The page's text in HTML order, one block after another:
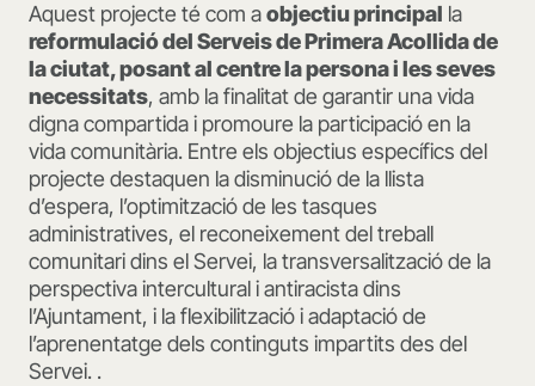
Aquest projecte té com aobjectiu principal la
reformulació del Serveis de Primera Acollida de
la ciutat, posant al centre la persona i les seves
necessitats, amb la finalitat de garantir una vida
digna compartida i promoure la participació en la
vida comunitària. Entre els objectius específics del
projecte destaquen la disminució de la llista
d’espera, l’optimització de les tasques
administratives, el reconeixement del treball
comunitari dins el Servei, la transversalització de la
perspectiva intercultural i antiracista dins
l’Ajuntament, i la flexibilització i adaptació de
l’aprenentatge dels continguts impartits des del
Servei. .